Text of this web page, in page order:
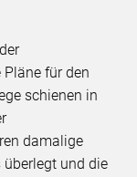
für den
schienen in
damalige
überlegt und die